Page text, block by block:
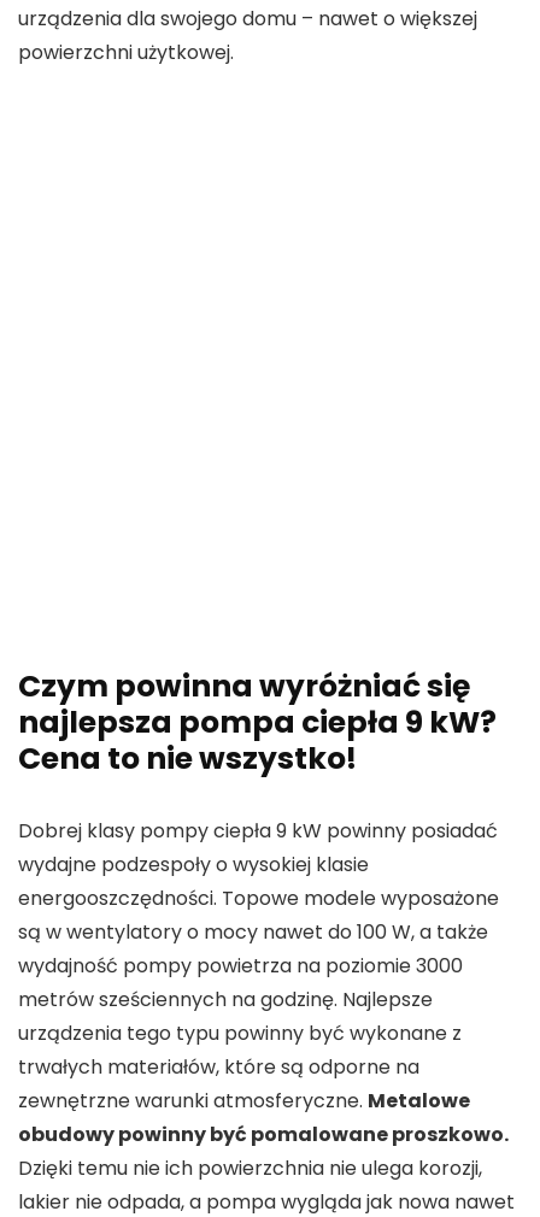
urządzenia dla swojego domu – nawet o większej
powierzchni użytkowej.
Czym powinna wyróżniać się
najlepsza pompa ciepła 9 kW?
Cena to nie wszystko!
Dobrej klasy pompy ciepła 9 kW powinny posiadać
wydajne podzespoły o wysokiej klasie
energooszczędności. Topowe modele wyposażone
są w wentylatory o mocy nawet do 100 W, a także
wydajność pompy powietrza na poziomie 3000
metrów sześciennych na godzinę. Najlepsze
urządzenia tego typu powinny być wykonane z
trwałych materiałów, które są odporne na
zewnętrzne warunki atmosferyczne. Metalowe
obudowy powinny być pomalowane proszkowo.
Dzięki temu nie ich powierzchnia nie ulega korozji,
lakier nie odpada, a pompa wygląda jak nowa nawet